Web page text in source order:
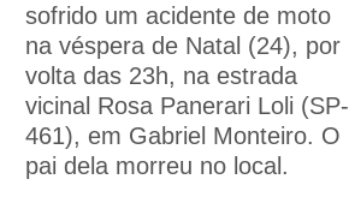
sofrido um acidente de moto
na véspera de Natal (24), por
volta das 23h, na estrada
vicinal Rosa Panerari Loli (SP-
461), em Gabriel Monteiro. O
pai dela morreu no local.